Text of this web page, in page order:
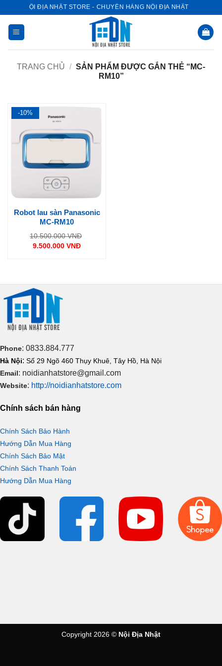
dung
NỘI ĐỊA NHẬT STORE - CHUYÊN HÀNG NỘI ĐỊA NHẬT
TRANG CHỦ / SẢN PHẨM ĐƯỢC GẮN THẺ “MC-
RM10”
-10%
Robot lau sàn Panasonic
MC-RM10
10.500.000VNĐ
9.500.000 VNĐ
Phone: 0833.884.777
Hà Nội: Số 29 Ngõ 460 Thụy Khuê, Tây Hồ, Hà Nội
Email: noidianhatstore@gmail.com
Website: http://noidianhatstore.com
Chính sách bán hàng
Chính Sách Bảo Hành
Hướng Dẫn Mua Hàng
Chính Sách Bảo Mật
Chính Sách Thanh Toán
Hướng Dẫn Mua Hàng
Copyright 2026 © Nội Địa Nhật